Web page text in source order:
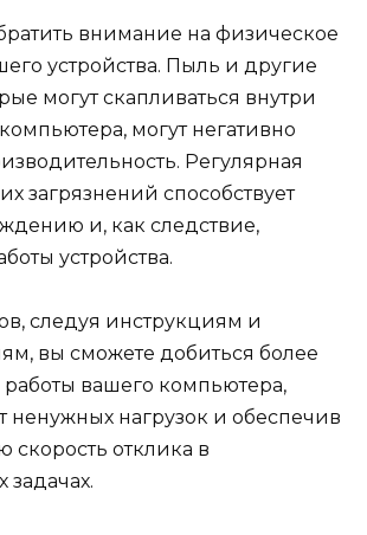
внимание на физическое
устройства. Пыль и другие
могут скапливаться внутри
могут негативно
Регулярная
загрязнений способствует
и, как следствие,
устройства.
следуя инструкциям и
вы сможете добиться более
вашего компьютера,
ненужных нагрузок и обеспечив
скорость отклика в
задачах.